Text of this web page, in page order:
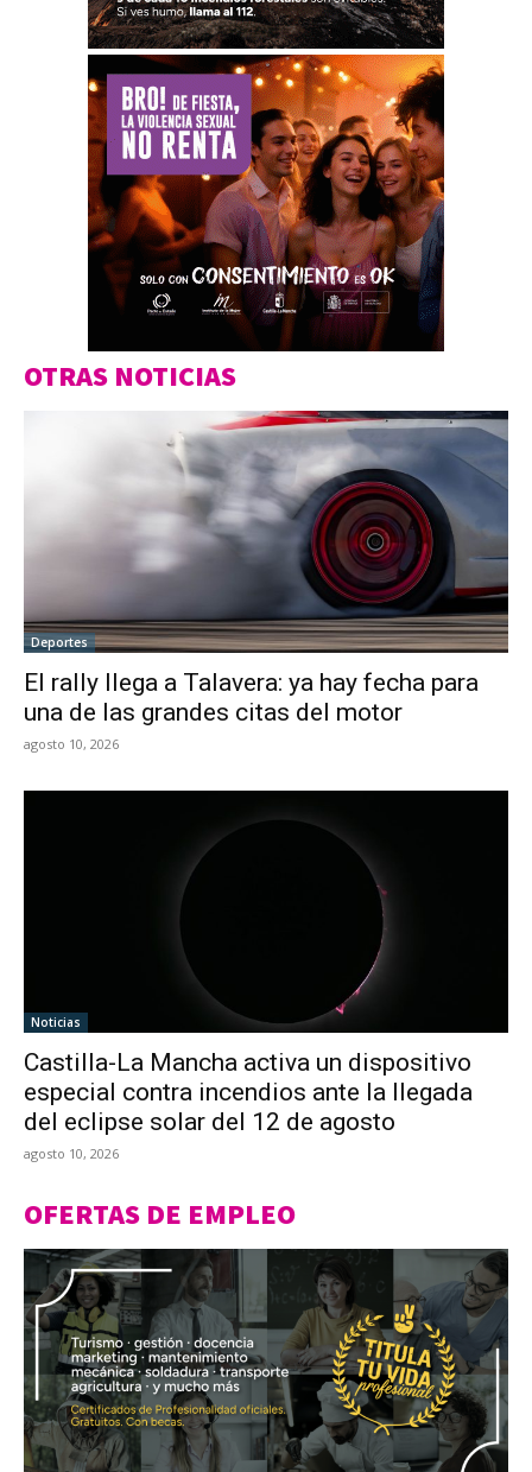
OTRAS NOTICIAS
Deportes
El rally llega a Talavera: ya hay fecha para
una de las grandes citas del motor
agosto 10, 2026
Noticias
Castilla-La Mancha activa un dispositivo
especial contra incendios ante la llegada
del eclipse solar del 12 de agosto
agosto 10, 2026
OFERTAS DE EMPLEO